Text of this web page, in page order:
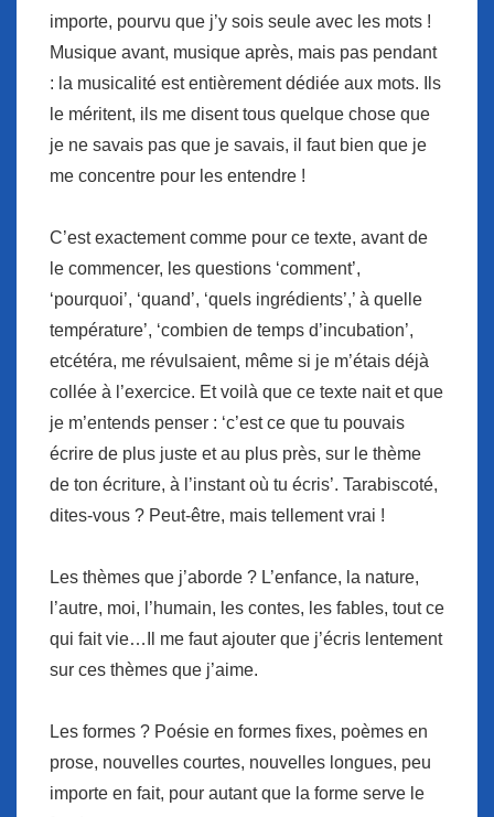
importe, pourvu que j’y sois seule avec les mots !
Musique avant, musique après, mais pas pendant
: la musicalité est entièrement dédiée aux mots. Ils
le méritent, ils me disent tous quelque chose que
je ne savais pas que je savais, il faut bien que je
me concentre pour les entendre !
C’est exactement comme pour ce texte, avant de
le commencer, les questions ‘comment’,
‘pourquoi’, ‘quand’, ‘quels ingrédients’,’ à quelle
température’, ‘combien de temps d’incubation’,
etcétéra, me révulsaient, même si je m’étais déjà
collée à l’exercice. Et voilà que ce texte nait et que
je m’entends penser : ‘c’est ce que tu pouvais
écrire de plus juste et au plus près, sur le thème
de ton écriture, à l’instant où tu écris’. Tarabiscoté,
dites-vous ? Peut-être, mais tellement vrai !
Les thèmes que j’aborde ? L’enfance, la nature,
l’autre, moi, l’humain, les contes, les fables, tout ce
qui fait vie…Il me faut ajouter que j’écris lentement
sur ces thèmes que j’aime.
Les formes ? Poésie en formes fixes, poèmes en
prose, nouvelles courtes, nouvelles longues, peu
importe en fait, pour autant que la forme serve le